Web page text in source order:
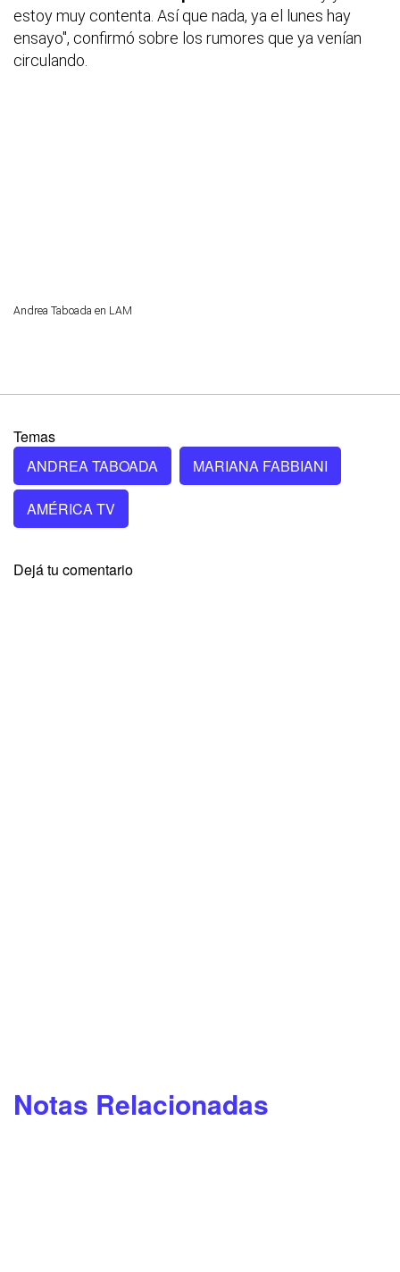
estoy muy contenta. Así que nada, ya el lunes hay
ensayo", confirmó sobre los rumores que ya venían
circulando.
Andrea Taboada en LAM
Temas
ANDREA TABOADA
MARIANA FABBIANI
AMÉRICA TV
Dejá tu comentario
Notas Relacionadas